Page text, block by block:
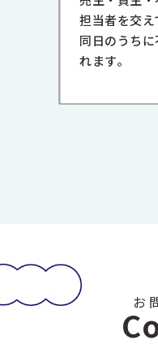
担当者を交え
同日のうち
れます。
お